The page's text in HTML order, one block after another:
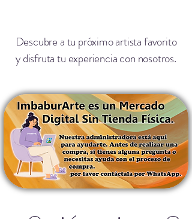
Descubre a tu próximo artista favorito
y disfruta tu experiencia con nosotros.